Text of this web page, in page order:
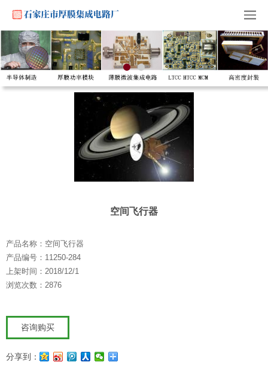
空间飞行器
产品名称：空间飞行器
产品编号：11250-284
上架时间：2018/12/1
浏览次数：2876
咨询购买
分享到：